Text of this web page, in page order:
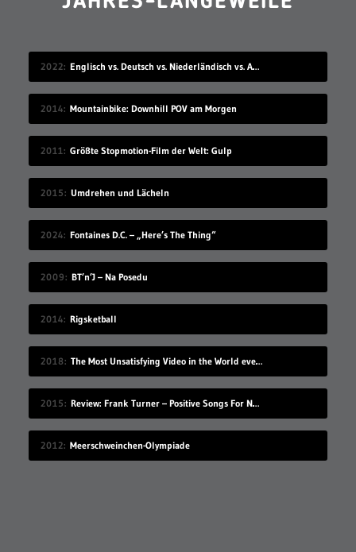
2022 Englisch vs. Deutsch vs. Niederländisch vs. Afrikaans
2014 Mountainbike: Downhill POV am Morgen
2011 Größte Stopmotion-Film der Welt: Gulp
2015 Umdrehen und Lächeln
2024 Fontaines D.C. – „Here’s The Thing“
2009 BT’n’J – Na Posedu
2014 Rigsketball
2018 The Most Unsatisfying Video in the World ever made – part 2
2015 Review: Frank Turner – Positive Songs For Negative People
2012 Meerschweinchen-Olympiade